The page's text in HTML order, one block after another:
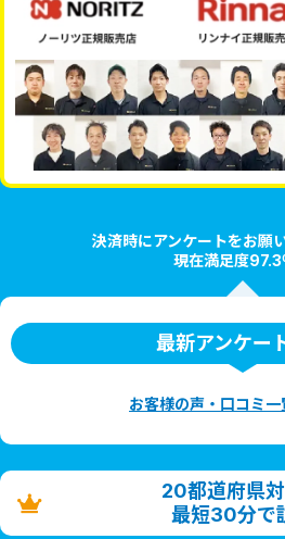
決済時にアンケートをお願
現在満足度97.3
最新アンケー
お客様の声・口コミ一
20都道府県対
最短30分で